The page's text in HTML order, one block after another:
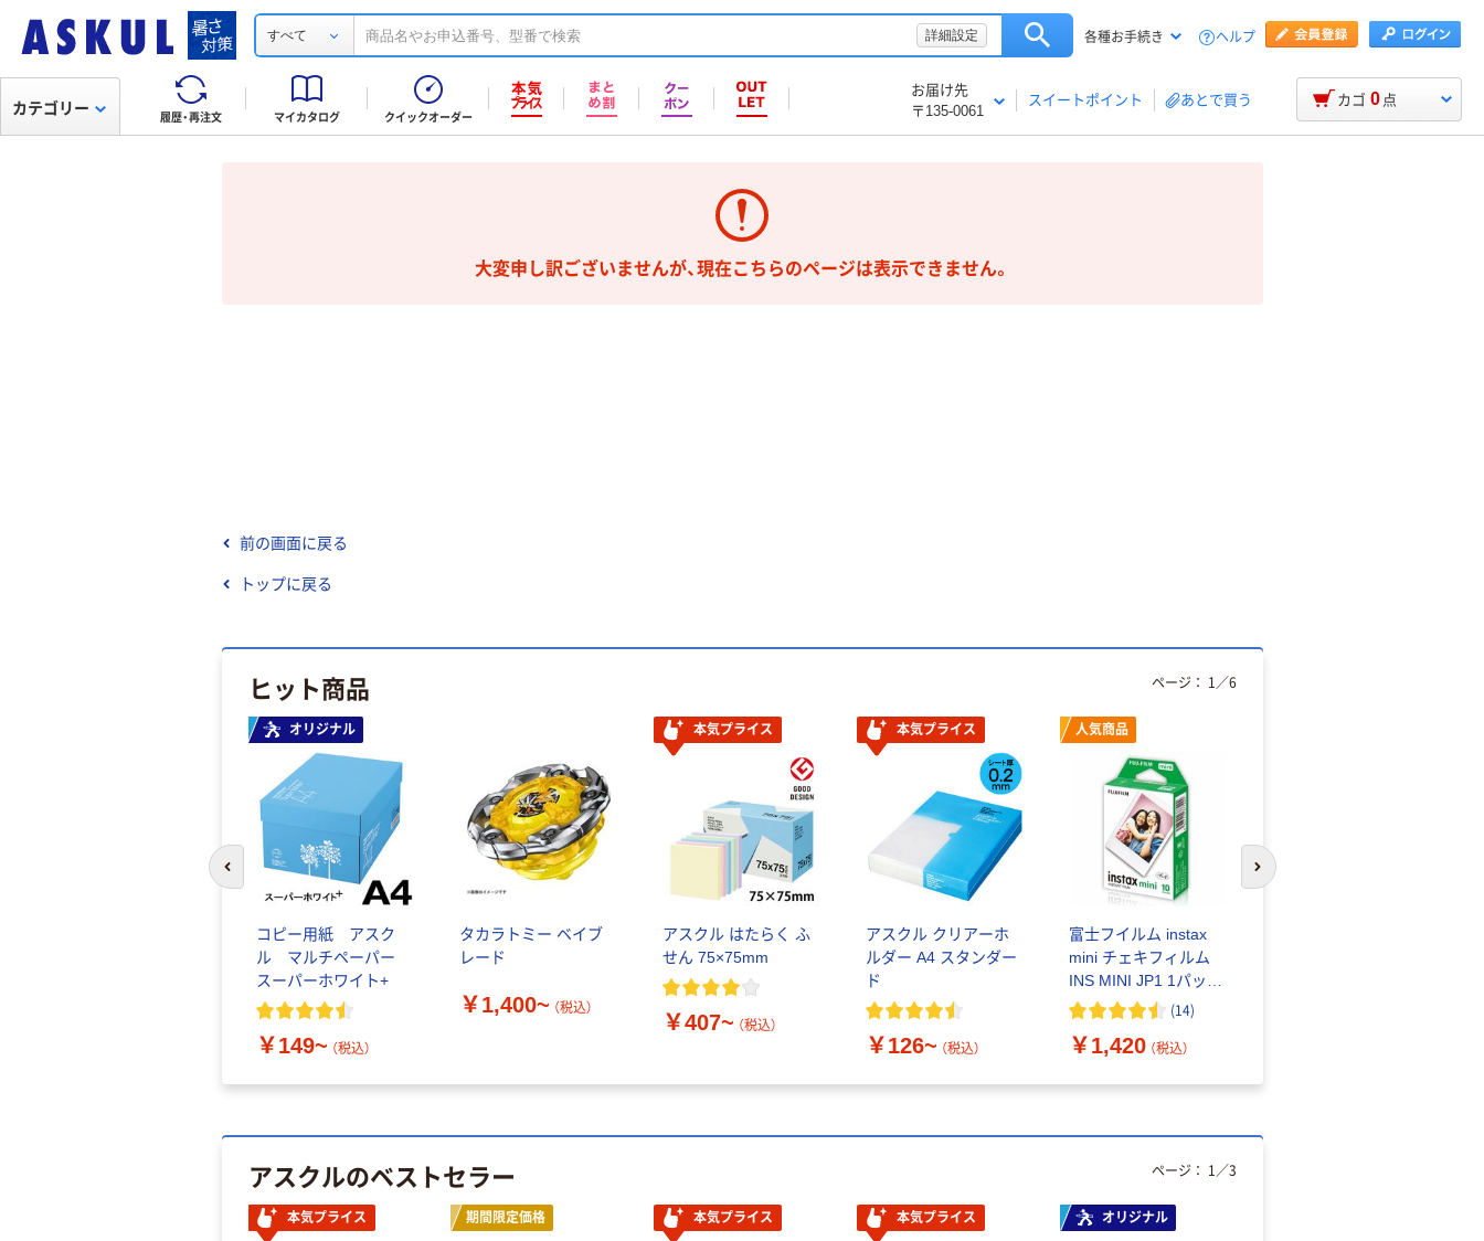
すべて 詳細設定 各種お手続き ヘルプ
履歴・再注文 マイカタログ クイックオーダー
お届け先
〒135-0061
スイートポイント あとで買う
カテゴリー カゴ 0 点
大変申し訳ございませんが、現在こちらのページは表示できません。
前の画面に戻る
トップに戻る
ヒット商品
オリジナル
コピー用紙 アスク
ル マルチペーパー
スーパーホワイト+
￥149~ （税込）
タカラトミー ベイブ
レード
￥1,400~ （税込）
本気プライス
アスクル はたらく ふ
せん 75×75mm
￥407~ （税込）
本気プライス
アスクル クリアーホ
ルダー A4 スタンダー
ド
￥126~ （税込）
人気商品
富士フイルム instax
mini チェキフィルム
INS MINI JP1 1パック
（10枚入り）
(14)
￥1,420 （税込）
ページ： 1 ／6
前のスライドへ 次のスライドへ
アスクルのベストセラー
本気プライス 期間限定価格 本気プライス 本気プライス オリジナル
ページ： 1 ／3